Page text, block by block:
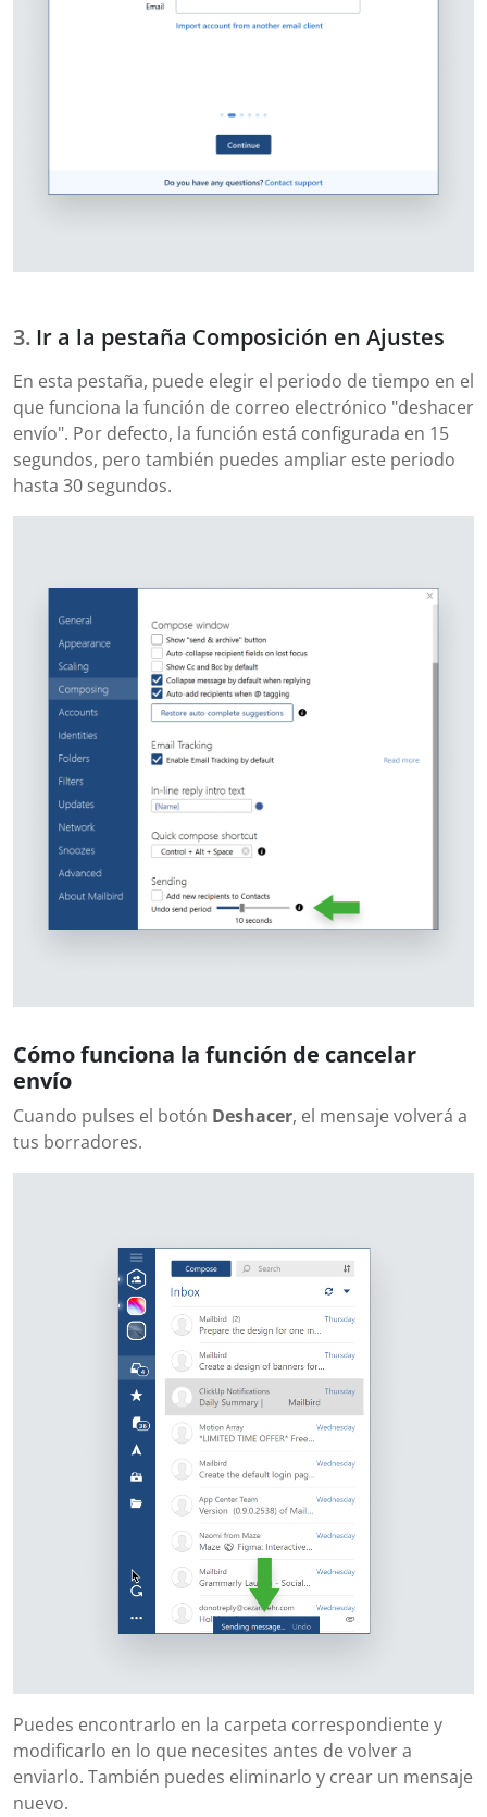
Ir a la pestaña Composición en Ajustes
En esta pestaña, puede elegir el periodo de tiempo en el
que funciona la función de correo electrónico "deshacer
envío". Por defecto, la función está configurada en 15
segundos, pero también puedes ampliar este periodo
hasta 30 segundos.
Cómo funciona la función de cancelar
envío
Cuando pulses el botón Deshacer, el mensaje volverá a
tus borradores.
Puedes encontrarlo en la carpeta correspondiente y
modificarlo en lo que necesites antes de volver a
enviarlo. También puedes eliminarlo y crear un mensaje
nuevo.